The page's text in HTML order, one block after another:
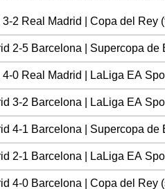
2 Real Madrid | Copa del Rey
2-5 Barcelona | Supercopa
0 Real Madrid | LaLiga EA
3-2 Barcelona | LaLiga EA
4-1 Barcelona | Supercopa
2-1 Barcelona | LaLiga EA
4-0 Barcelona | Copa del Rey